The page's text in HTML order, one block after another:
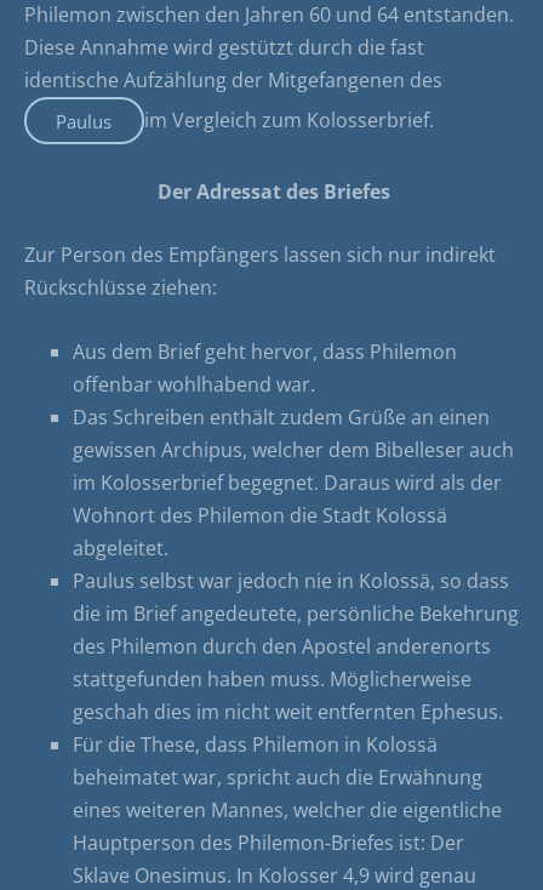
Philemon zwischen den Jahren 60 und 64 entstanden.
Diese Annahme wird gestützt durch die fast
identische Aufzählung der Mitgefangenen des
Paulus im Vergleich zum Kolosserbrief.
Der Adressat des Briefes
Zur Person des Empfängers lassen sich nur indirekt
Rückschlüsse ziehen:
Aus dem Brief geht hervor, dass Philemon
offenbar wohlhabend war.
Das Schreiben enthält zudem Grüße an einen
gewissen Archipus, welcher dem Bibelleser auch
im Kolosserbrief begegnet. Daraus wird als der
Wohnort des Philemon die Stadt Kolossä
abgeleitet.
Paulus selbst war jedoch nie in Kolossä, so dass
die im Brief angedeutete, persönliche Bekehrung
des Philemon durch den Apostel anderenorts
stattgefunden haben muss. Möglicherweise
geschah dies im nicht weit entfernten Ephesus.
Für die These, dass Philemon in Kolossä
beheimatet war, spricht auch die Erwähnung
eines weiteren Mannes, welcher die eigentliche
Hauptperson des Philemon-Briefes ist: Der
Sklave Onesimus. In Kolosser 4,9 wird genau